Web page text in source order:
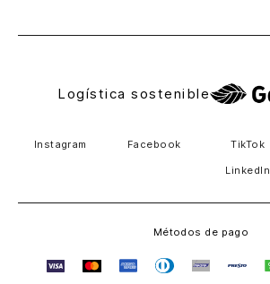
Logística sostenible
Instagram Facebook TikTok
LinkedIn
Métodos de pago